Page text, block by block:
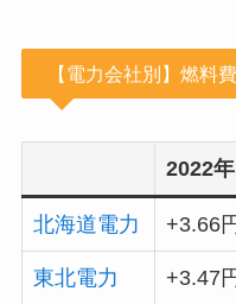
【電力会社別】燃料
2022
北海道電力 +3.66
東北電力 +3.47